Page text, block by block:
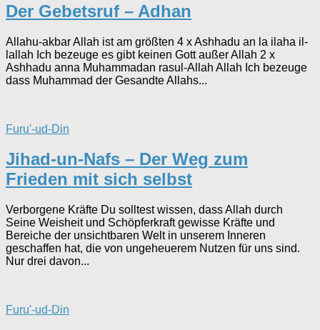
Der Gebetsruf – Adhan
Allahu-akbar Allah ist am größten 4 x Ashhadu an la ilaha il-
lallah Ich bezeuge es gibt keinen Gott außer Allah 2 x
Ashhadu anna Muhammadan rasul-Allah Allah Ich bezeuge
dass Muhammad der Gesandte Allahs...
Furu'-ud-Din
Jihad-un-Nafs – Der Weg zum
Frieden mit sich selbst
Verborgene Kräfte Du solltest wissen, dass Allah durch
Seine Weisheit und Schöpferkraft gewisse Kräfte und
Bereiche der unsichtbaren Welt in unserem Inneren
geschaffen hat, die von ungeheuerem Nutzen für uns sind.
Nur drei davon...
Furu'-ud-Din